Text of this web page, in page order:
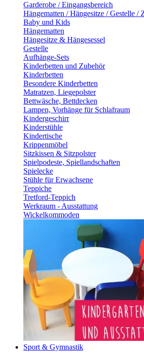
Garderobe / Eingangsbereich
Hängematten / Hängesitze / Gestelle /
Baby und Kids
Hängematten
Hängesitze & Hängesessel
Gestelle
Aufhänge-Sets
Kinderbetten und Zubehör
Kinderbetten
Besondere Kinderbetten
Matratzen, Liegepolster
Bettwäsche, Bettdecken
Lampen, Vorhänge für Schlafraum
Kindergeschirr
Kinderstühle
Kindertische
Krippenmöbel
Sitzkissen & Sitzpolster
Spielpodeste, Spiellandschaften
Spielecke
Stühle für Erwachsene
Teppiche
Tretford-Teppich
Werkraum - Ausstattung
Wickelkommoden
Sport & Gymnastik